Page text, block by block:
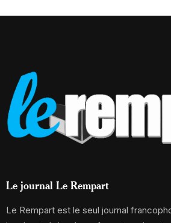
Le journal Le Rempart
Le Rempart est le seul journal